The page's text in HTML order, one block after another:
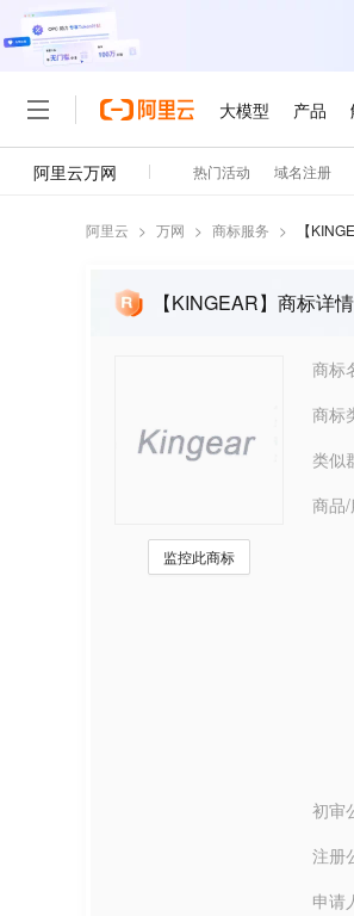
阿里云 > 万网 > 商标服务 > 【
【KINGEAR】商标详情
监控此商标
商标
商标
类似
商品
初审
注册
申请